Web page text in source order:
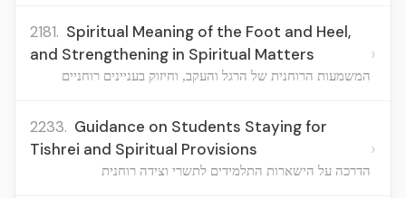
2181. Spiritual Meaning of the Foot and Heel,
and Strengthening in Spiritual Matters
המשמעות הרוחנית של הרגל והעקב, וחיזוק בעניינים רוחניים
›
2233. Guidance on Students Staying for
Tishrei and Spiritual Provisions
הדרכה על הישארות התלמידים לתשרי וצידה רוחנית
›